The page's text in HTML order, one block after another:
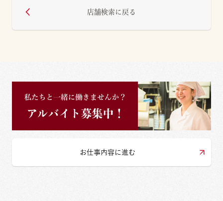
店舗検索に戻る
お仕事内容に進む